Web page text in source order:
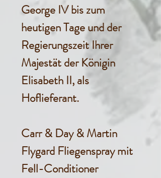
George IV bis zum
heutigen Tage und der
Regierungszeit Ihrer
Majestät der Königin
Elisabeth II, als
Hoflieferant.
Carr & Day & Martin
Flygard Fliegenspray mit
Fell-Conditioner